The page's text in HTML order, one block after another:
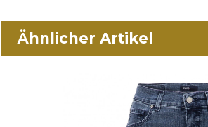
Ähnlicher Artikel